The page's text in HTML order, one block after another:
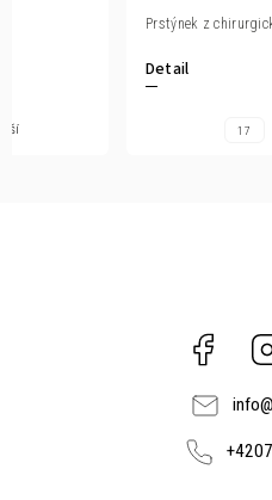
Detail
Prstýnek z
17
info@